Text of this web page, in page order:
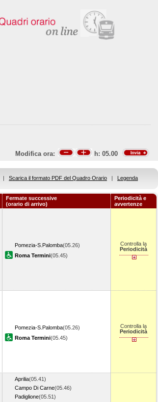
Modifica ora: h: 05.00
| Scarica il formato PDF del Quadro Orario | Legenda
Fermate successive
(orario di arrivo)
Periodicità e
avvertenze
Pomezia-S.Palomba(05.26)
Roma Termini(05.45)
Controlla la
Periodicità
Pomezia-S.Palomba(05.26)
Roma Termini(05.45)
Controlla la
Periodicità
Aprilia(05.41)
Campo Di Carne(05.46)
Padiglione(05.51)